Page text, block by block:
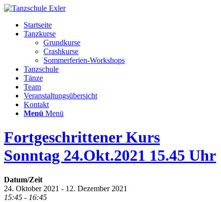
Startseite
Tanzkurse
Grundkurse
Crashkurse
Sommerferien-Workshops
Tanzschule
Tänze
Team
Veranstaltungsübersicht
Kontakt
Menü Menü
Fortgeschrittener Kurs
Sonntag 24.Okt.2021 15.45 Uhr
Datum/Zeit
24. Oktober 2021 - 12. Dezember 2021
15:45 - 16:45